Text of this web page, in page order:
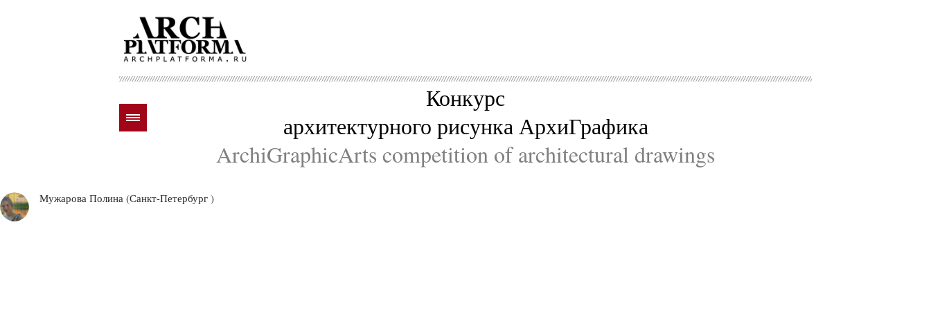
Конкурс
архитектурного рисунка АрхиГрафика
ArchiGraphicArts competition of architectural drawings
Мужарова Полина (Санкт-Петербург )